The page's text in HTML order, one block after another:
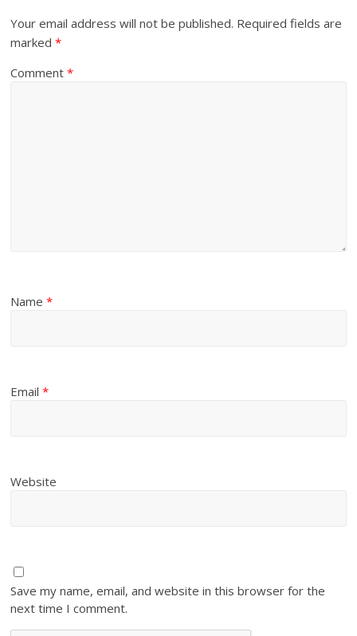
Your email address will not be published. Required fields are
marked*
Comment*
Name*
Email*
Website
Save my name, email, and website in this browser for the
next time I comment.